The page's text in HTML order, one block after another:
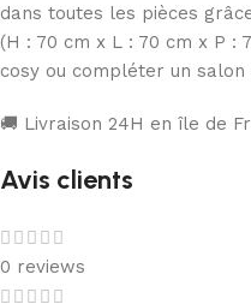
dans toutes les pièces
(H : 70 cm x L : 70 cm x P :
cosy ou compléter un salon
🚚 Livraison 24H en île de
Avis clients
0 reviews